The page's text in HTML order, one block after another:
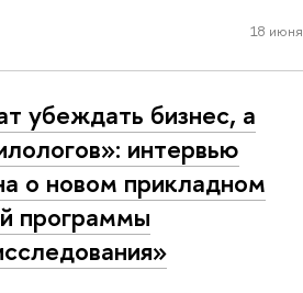
18 июня
убеждать бизнес, а
интервью
о новом прикладном
программы